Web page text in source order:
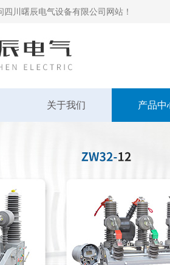
四川曙辰电气设备有限公司网站！
关于我们 产品中